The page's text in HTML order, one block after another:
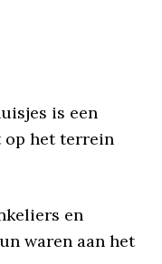
is een
op het terrein
en
waren aan het